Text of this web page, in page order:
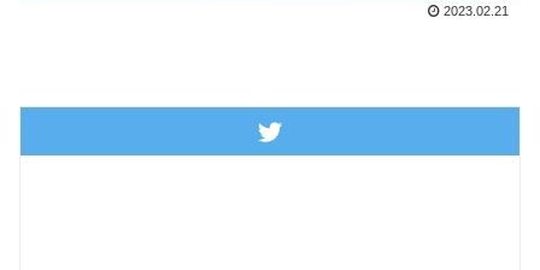
2023.02.21